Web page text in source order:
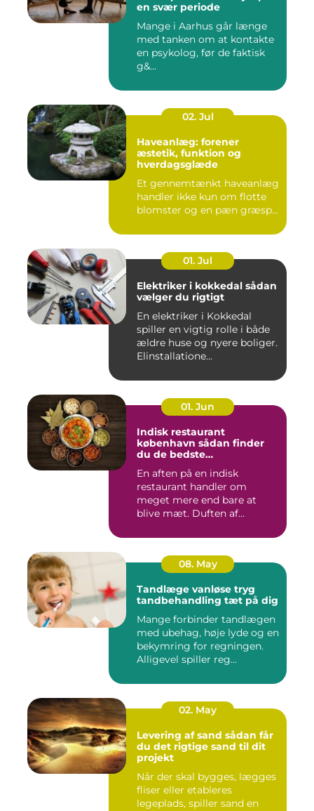
en svær periode
Mange i Aarhus går længe
med tanken om at kontakte
en psykolog, før de faktisk
g&...
02. Jul
Haveanlæg: forener
æstetik, funktion og
hverdagsglæde
Et gennemtænkt haveanlæg
handler ikke kun om flotte
blomster og en pæn græsp...
01. Jul
Elektriker i kokkedal sådan
vælger du rigtigt
En elektriker i Kokkedal
spiller en vigtig rolle i både
ældre huse og nyere boliger.
Elinstallatione...
01. Jun
Indisk restaurant
københavn sådan finder
du de bedste
En aften på en indisk
restaurant handler om
meget mere end bare at
blive mæt. Duften af
08. May
Tandlæge vanløse tryg
tandbehandling tæt på dig
Mange forbinder tandlægen
med ubehag, høje lyde og en
bekymring for regningen.
Alligevel spiller reg...
02. May
Levering af sand sådan får
du det rigtige sand til dit
projekt
Når der skal bygges, lægges
fliser eller etableres
legeplads, spiller sand en